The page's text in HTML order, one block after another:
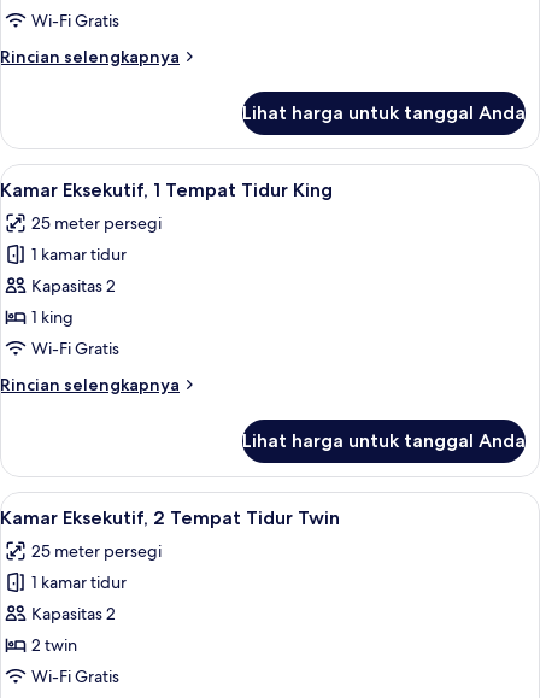
1
Tidur
Wi-Fi Gratis
Rincian selengkapnya
Rincian
Kamar
Standar,
1
Tidur
King
Lihat harga untuk tanggal Anda
Lihat
semua
foto
untuk
Kamar
Eksekutif,
1
Tidur
Brankas, ruang kerja ramah laptop,
8
Kamar Eksekutif, 1 Tempat Tidur King
25 meter persegi
1 kamar tidur
Kapasitas 2
1 king
Wi-Fi Gratis
Rincian selengkapnya
Rincian
Kamar
Eksekutif,
1
Tidur
King
Lihat harga untuk tanggal Anda
Lihat
semua
foto
untuk
Kamar
Eksekutif,
2
Kamar Eksekutif, 2 Tempat Tidur
7
Kamar Eksekutif, 2 Tempat Tidur Twin
25 meter persegi
1 kamar tidur
Kapasitas 2
2 twin
Wi-Fi Gratis